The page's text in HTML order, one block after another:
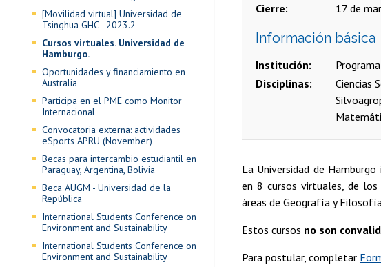
Cierre
17 de
Información básica
Institución
Disciplinas
Ciencias
La Universidad de
en 8 cursos virtuales, de
áreas de Geografía y
Estos cursos no son
Para postular, completar
[Movilidad virtual] Universidad de
Tsinghua GHC - 2023.2
Cursos virtuales. Universidad de
Hamburgo.
Oportunidades y financiamiento en
Australia
Participa en el PME como Monitor
Internacional
Convocatoria externa: actividades
eSports APRU (November)
Becas para intercambio estudiantil en
Paraguay, Argentina, Bolivia
Beca AUGM - Universidad de la
República
International Students Conference on
Environment and Sustainability
International Students Conference on
Environment and Sustainability